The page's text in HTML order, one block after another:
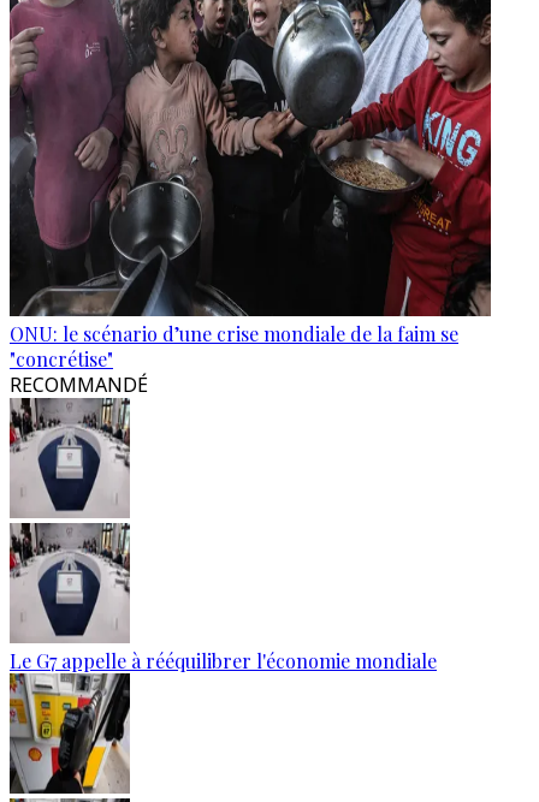
ONU: le scénario d’une crise mondiale de la faim se
"concrétise"
RECOMMANDÉ
Le G7 appelle à rééquilibrer l'économie mondiale